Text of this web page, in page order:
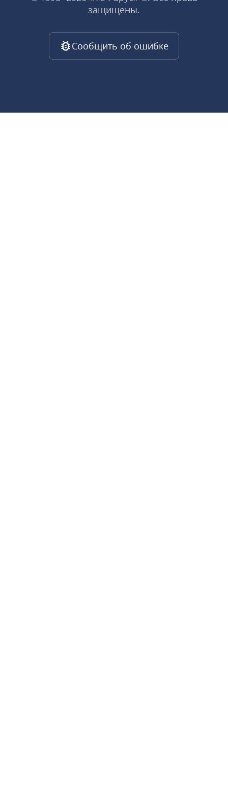
защищены.
Сообщить об ошибке